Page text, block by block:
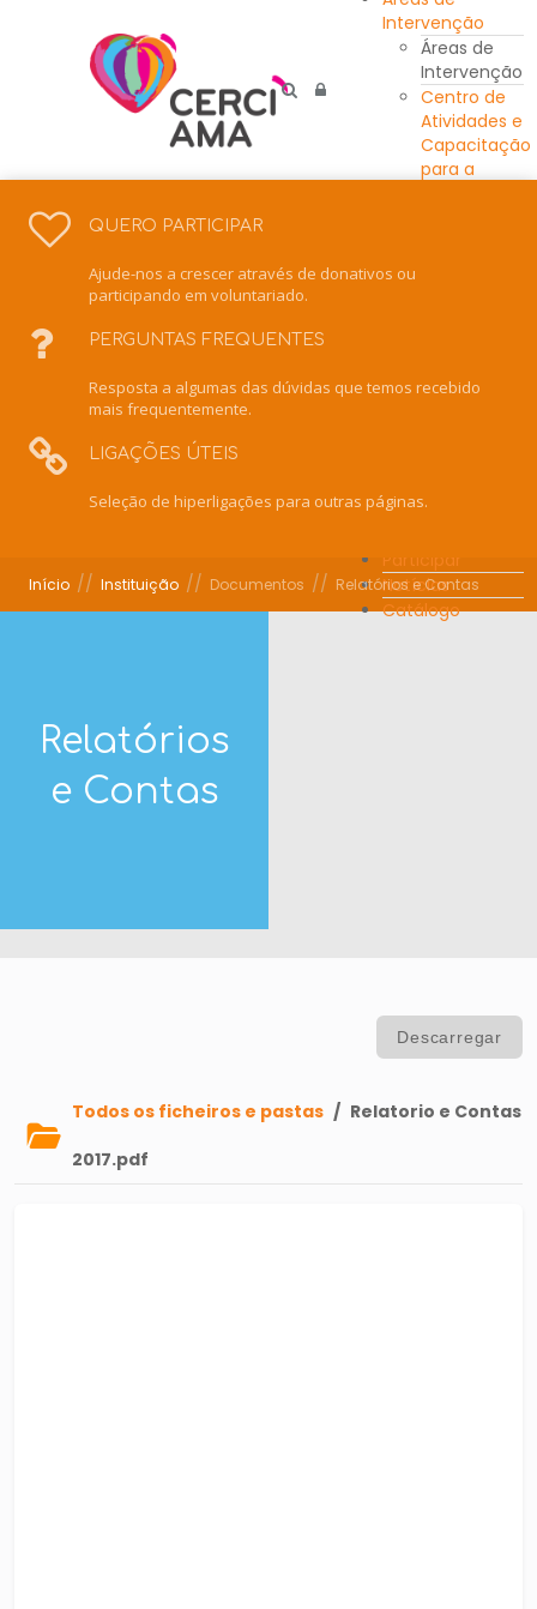
Intervenção
Áreas de
Intervenção
Centro de
Atividades e
Capacitação
para a
Centro de
Apoio
Participar
Notícias
Catálogo
QUERO PARTICIPAR
Ajude-nos a crescer através de donativos ou
participando em voluntariado.
PERGUNTAS FREQUENTES
Resposta a algumas das dúvidas que temos recebido
mais frequentemente.
LIGAÇÕES ÚTEIS
Seleção de hiperligações para outras páginas.
Início // Instituição // Documentos // Relatórios e Contas
Relatórios
e Contas
Descarregar
Todos os ficheiros e pastas / Relatorio e Contas
2017.pdf